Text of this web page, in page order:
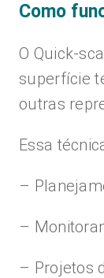
Como
O Quick-
superfície
outras
Essa
–
–
– Projetos